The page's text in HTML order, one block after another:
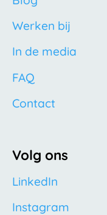
Werken bij
In de media
FAQ
Contact
Volg ons
LinkedIn
Instagram